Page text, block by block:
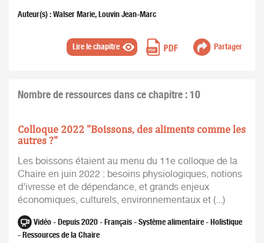
Auteur(s) : Walser Marie, Louvin Jean-Marc
Partager
Lire le chapitre
Nombre de ressources dans ce chapitre : 10
Colloque 2022 "Boissons, des aliments comme les
autres ?"
Les boissons étaient au menu du 11e colloque de la
Chaire en juin 2022 : besoins physiologiques, notions
d’ivresse et de dépendance, et grands enjeux
économiques, culturels, environnementaux et (...)
Vidéo - Depuis 2020 - Français - Système alimentaire - Holistique
- Ressources de la Chaire